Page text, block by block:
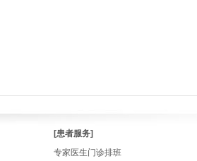
[患者服务]
专家医生门诊排班